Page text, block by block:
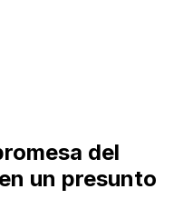
del
un presunto